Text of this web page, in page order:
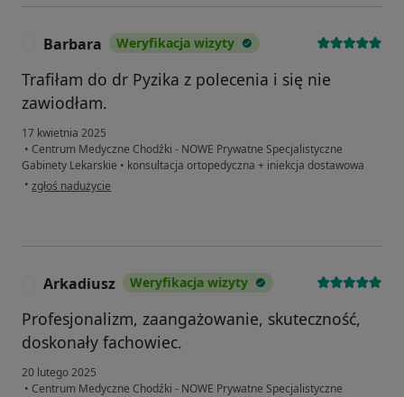
Barbara Weryfikacja wizyty
Trafiłam do dr Pyzika z polecenia i się nie
zawiodłam.
17 kwietnia 2025
• Centrum Medyczne Chodźki - NOWE Prywatne Specjalistyczne
Gabinety Lekarskie • konsultacja ortopedyczna + iniekcja dostawowa
• w opinii użytkownika Barbara
zgłoś nadużycie
Arkadiusz Weryfikacja wizyty
Profesjonalizm, zaangażowanie, skuteczność,
doskonały fachowiec.
20 lutego 2025
• Centrum Medyczne Chodźki - NOWE Prywatne Specjalistyczne